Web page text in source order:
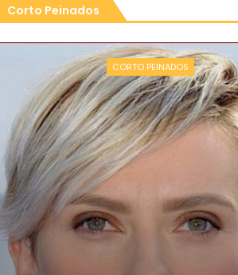
Corto Peinados
CORTO PEINADOS